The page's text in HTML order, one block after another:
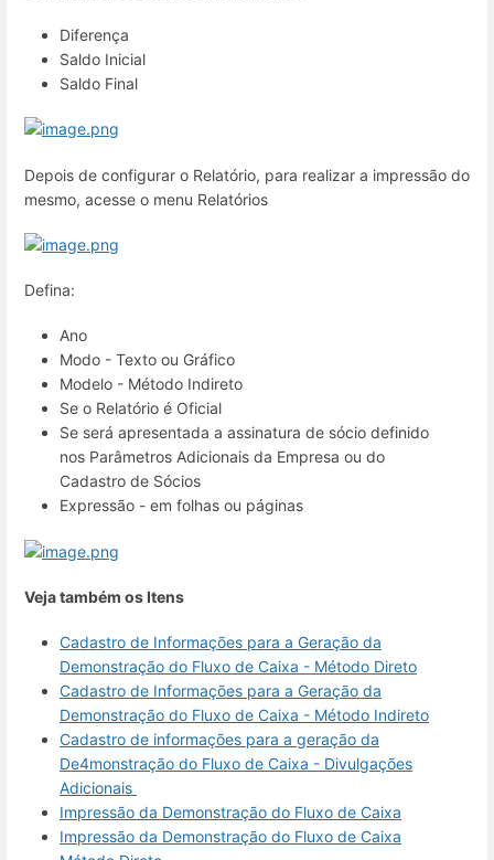
Diferença
Saldo Inicial
Saldo Final
Depois de configurar o Relatório, para realizar a impressão do
mesmo, acesse o menu Relatórios
Defina:
Ano
Modo - Texto ou Gráfico
Modelo - Método Indireto
Se o Relatório é Oficial
Se será apresentada a assinatura de sócio definido
nos Parâmetros Adicionais da Empresa ou do
Cadastro de Sócios
Expressão - em folhas ou páginas
Veja também os Itens
Cadastro de Informações para a Geração da
Demonstração do Fluxo de Caixa - Método Direto
Cadastro de Informações para a Geração da
Demonstração do Fluxo de Caixa - Método Indireto
Cadastro de informações para a geração da
De4monstração do Fluxo de Caixa - Divulgações
Adicionais
Impressão da Demonstração do Fluxo de Caixa
Impressão da Demonstração do Fluxo de Caixa